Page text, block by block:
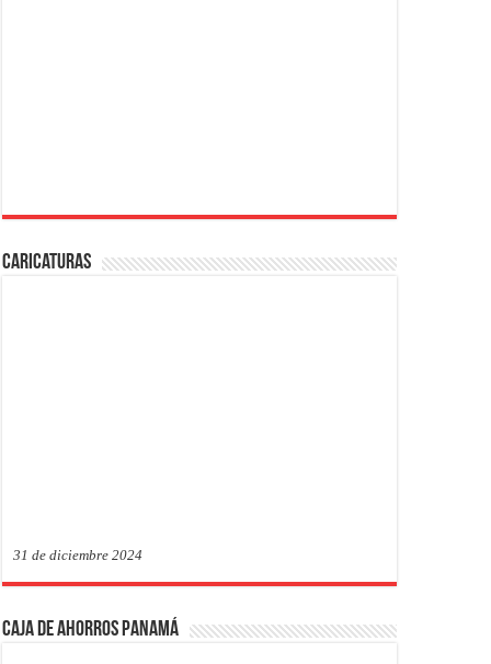
Caricaturas
31 de diciembre 2024
Caja de Ahorros Panamá